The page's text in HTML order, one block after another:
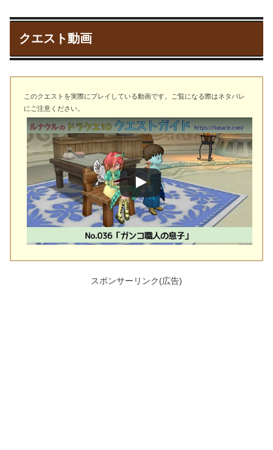
クエスト動画
このクエストを実際にプレイしている動画です。ご覧になる際はネタバレ
にご注意ください。
スポンサーリンク(広告)